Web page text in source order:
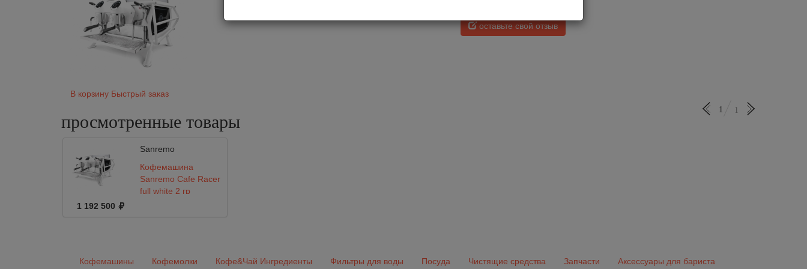
В корзину Быстрый заказ
оставьте свой отзыв
просмотренные товары
1 1
Sanremo
Кофемашина
Sanremo Cafe Racer
full white 2 гр
1 192 500
Кофемашины Кофемолки Кофе&Чай Ингредиенты Фильтры для воды Посуда Чистящие средства Запчасти Аксессуары для бариста